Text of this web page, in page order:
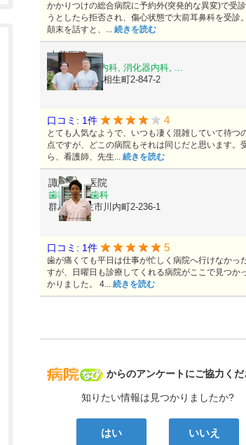
病院なび
からのアンケートにご協力くだ
知りたい情報は見つかりましたか?
はい いいえ
かかりつけの総合病院に予約外(突発的な異変)で受
うとしたら拒否され、傷心状態で大前耳鼻科を受診
顛末を話すと、... 続きを読む
小暮医院
内科, 循環器内科, 消化器内科, ...
群馬県桐生市相生町2-847-2
口コミ: 1件 4
とても人気なようで、いつも凄く混雑していて待つ
点ですが、どこの病院もそれは同じだと思います。
ら、看護師、先生... 続きを読む
諏訪歯科医院
歯科, 小児歯科
群馬県桐生市川内町2-236-1
口コミ: 1件 5
歯が痛くても平日は仕事が忙しく病院へ行けなかっ
すが、日曜日も診療してくれる病院がここで見つか
かりました。 4... 続きを読む